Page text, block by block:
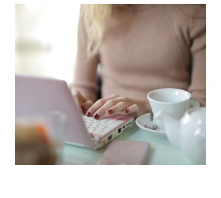
Roberta Torresan In WEDDING PLANNER